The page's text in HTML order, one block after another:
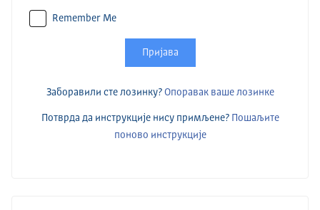
Remember Me
Пријава
Заборавили сте лозинку? Опоравак ваше лозинке
Потврда да инструкције нису примљене?
Пошаљите
поново инструкције